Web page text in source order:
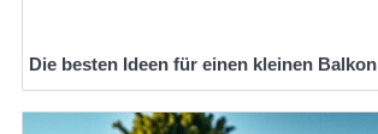
Die besten Ideen für einen kleinen Balkon